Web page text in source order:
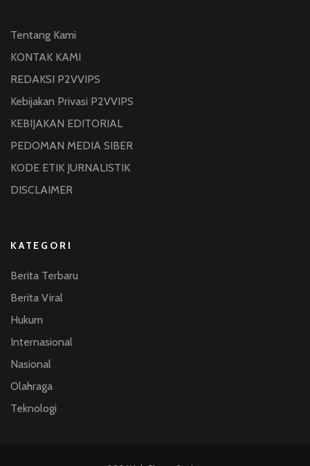
Tentang Kami
KONTAK KAMI
REDAKSI P2VVIPS
Kebijakan Privasi P2VVIPS
KEBIJAKAN EDITORIAL
PEDOMAN MEDIA SIBER
KODE ETIK JURNALISTIK
DISCLAIMER
KATEGORI
Berita Terbaru
Berita Viral
Hukum
Internasional
Nasional
Olahraga
Teknologi